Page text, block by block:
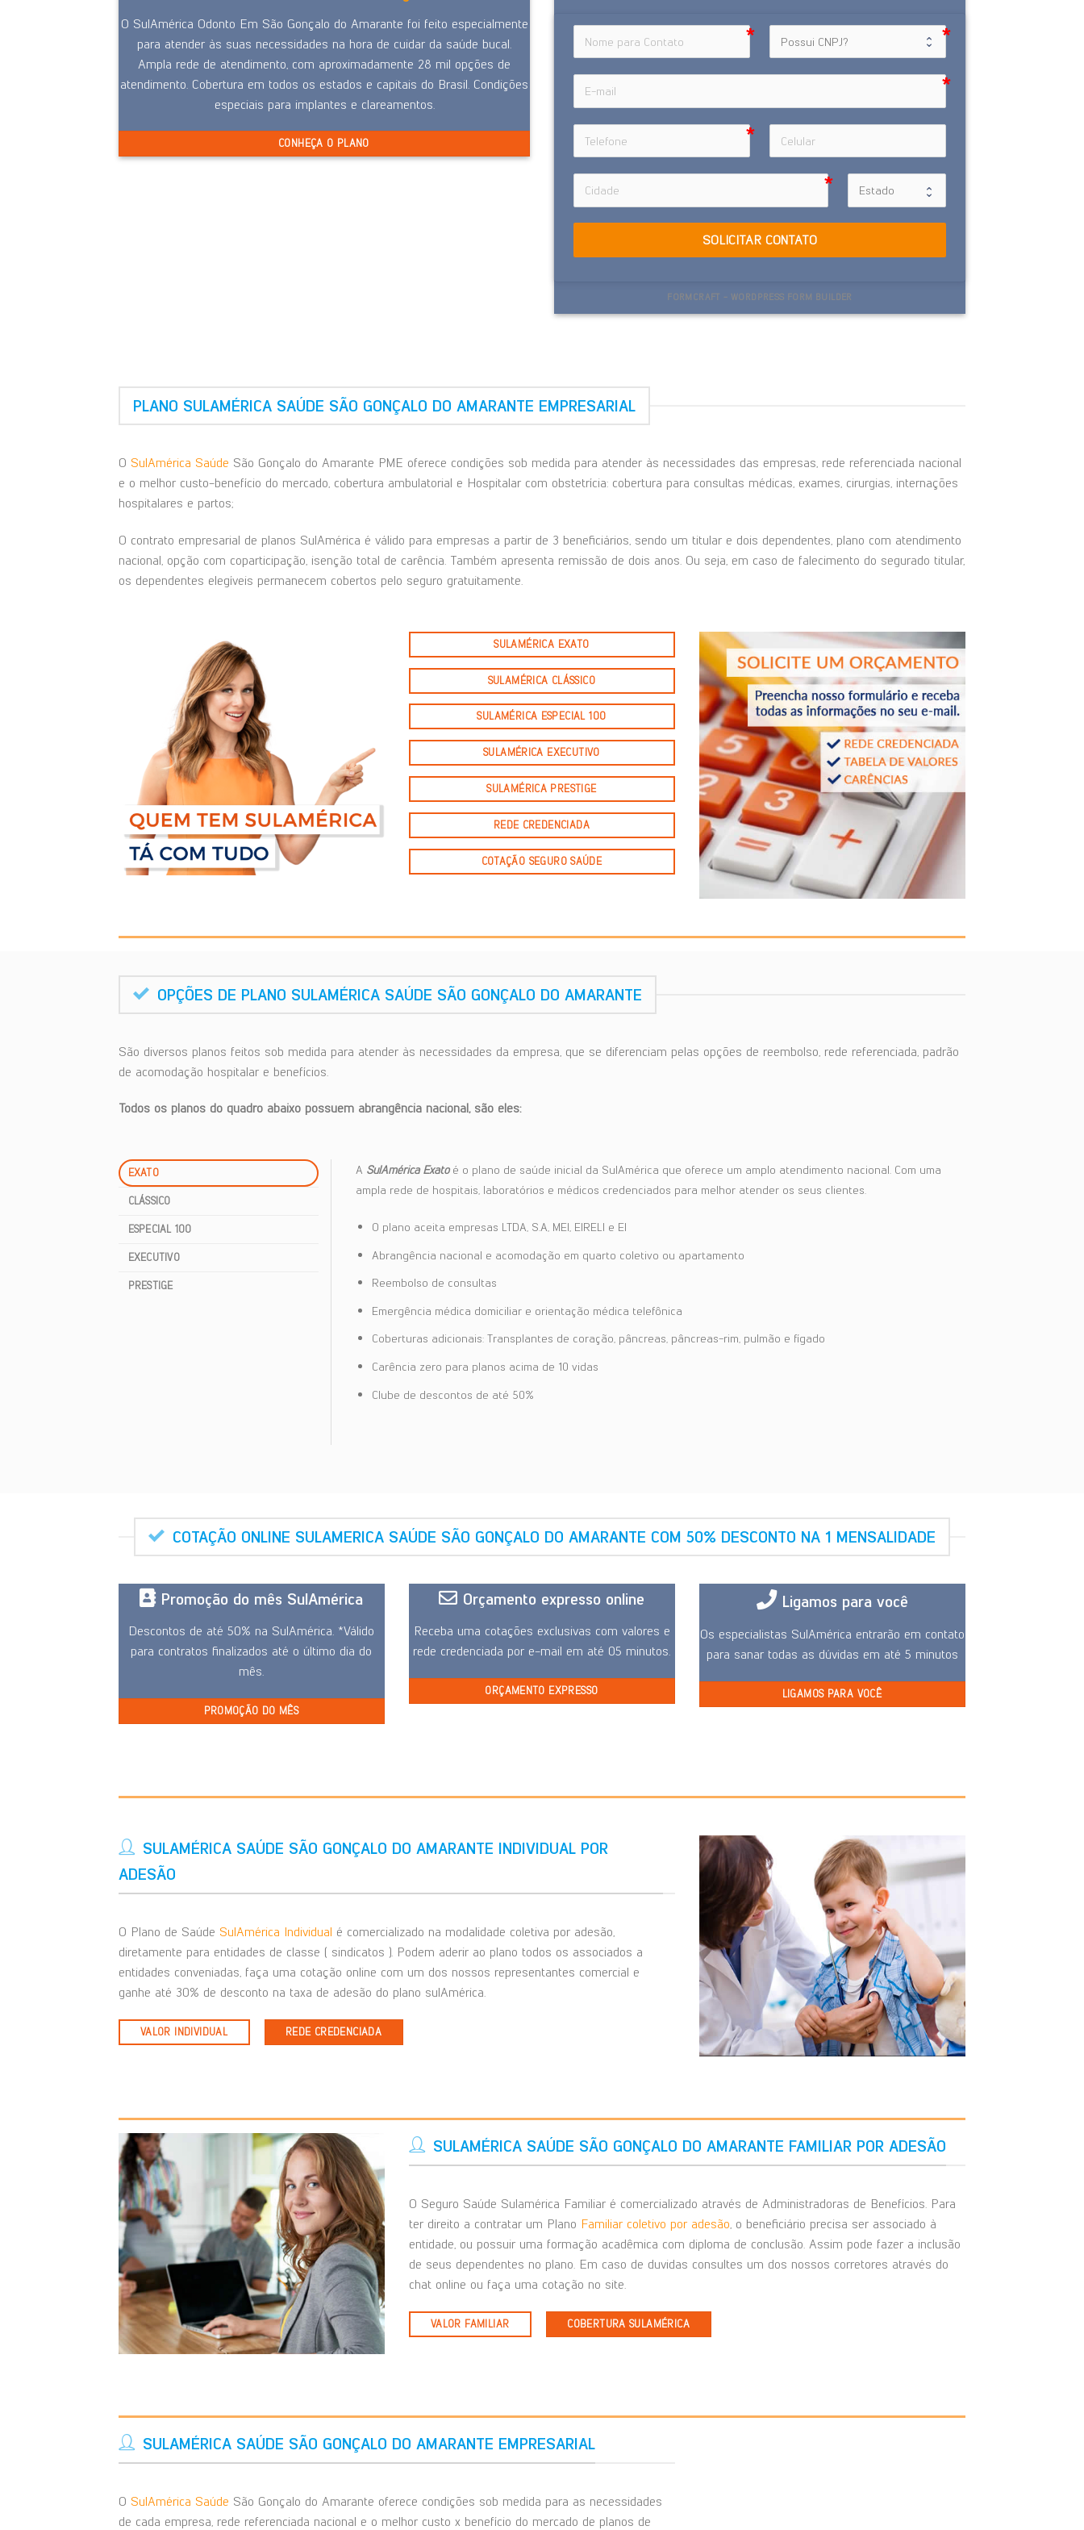
O SulAmérica Odonto Em São Gonçalo do Amarante foi feito especialmente
para atender às suas necessidades na hora de cuidar da saúde bucal.
Ampla rede de atendimento, com aproximadamente 28 mil opções de
atendimento. Cobertura em todos os estados e capitais do Brasil. Condições
especiais para implantes e clareamentos.
CONHEÇA O PLANO
SOLICITAR CONTATO
FORMCRAFT - WORDPRESS FORM BUILDER
PLANO SULAMÉRICA SAÚDE SÃO GONÇALO DO AMARANTE EMPRESARIAL
O SulAmérica Saúde São Gonçalo do Amarante PME oferece condições sob medida para atender às necessidades das empresas, rede referenciada nacional
e o melhor custo-benefício do mercado, cobertura ambulatorial e Hospitalar com obstetrícia: cobertura para consultas médicas, exames, cirurgias, internações
hospitalares e partos;
O contrato empresarial de planos SulAmérica é válido para empresas a partir de 3 beneficiários, sendo um titular e dois dependentes, plano com atendimento
nacional, opção com coparticipação, isenção total de carência. Também apresenta remissão de dois anos. Ou seja, em caso de falecimento do segurado titular,
os dependentes elegíveis permanecem cobertos pelo seguro gratuitamente.
SULAMÉRICA EXATO
SULAMÉRICA CLÁSSICO
SULAMÉRICA ESPECIAL 100
SULAMÉRICA EXECUTIVO
SULAMÉRICA PRESTIGE
REDE CREDENCIADA
COTAÇÃO SEGURO SAÚDE
OPÇÕES DE PLANO SULAMÉRICA SAÚDE SÃO GONÇALO DO AMARANTE
São diversos planos feitos sob medida para atender às necessidades da empresa, que se diferenciam pelas opções de reembolso, rede referenciada, padrão
de acomodação hospitalar e benefícios.
Todos os planos do quadro abaixo possuem abrangência nacional, são eles:
EXATO
CLÁSSICO
ESPECIAL 100
EXECUTIVO
PRESTIGE
A SulAmérica Exatoé o plano de saúde inicial da SulAmérica que oferece um amplo atendimento nacional. Com uma
ampla rede de hospitais, laboratórios e médicos credenciados para melhor atender os seus clientes.
O plano aceita empresas LTDA, S.A, MEI, EIRELI e EI
Abrangência nacional e acomodação em quarto coletivo ou apartamento
Reembolso de consultas
Emergência médica domiciliar e orientação médica telefônica
Coberturas adicionais: Transplantes de coração, pâncreas, pâncreas-rim, pulmão e fígado
Carência zero para planos acima de 10 vidas
Clube de descontos de até 50%
COTAÇÃO ONLINE SULAMERICA SAÚDE SÃO GONÇALO DO AMARANTE COM 50% DESCONTO NA 1 MENSALIDADE
Promoção do mês SulAmérica
Descontos de até 50% na SulAmérica. *Válido
para contratos finalizados até o último dia do
mês.
PROMOÇÃO DO MÊS
Orçamento expresso online
Receba uma cotações exclusivas com valores e
rede credenciada por e-mail em até 05 minutos.
ORÇAMENTO EXPRESSO
Ligamos para você
Os especialistas SulAmérica entrarão em contato
para sanar todas as dúvidas em até 5 minutos
LIGAMOS PARA VOCÊ
SULAMÉRICA SAÚDE SÃO GONÇALO DO AMARANTE INDIVIDUAL POR
ADESÃO
O Plano de Saúde SulAmérica Individual é comercializado na modalidade coletiva por adesão,
diretamente para entidades de classe ( sindicatos ). Podem aderir ao plano todos os associados a
entidades conveniadas, faça uma cotação online com um dos nossos representantes comercial e
ganhe até 30% de desconto na taxa de adesão do plano sulAmérica.
VALOR INDIVIDUAL REDE CREDENCIADA
SULAMÉRICA SAÚDE SÃO GONÇALO DO AMARANTE FAMILIAR POR ADESÃO
O Seguro Saúde Sulamérica Familiar é comercializado através de Administradoras de Benefícios. Para
ter direito a contratar um Plano Familiar coletivo por adesão, o beneficiário precisa ser associado à
entidade, ou possuir uma formação acadêmica com diploma de conclusão. Assim pode fazer a inclusão
de seus dependentes no plano. Em caso de duvidas consultes um dos nossos corretores através do
chat online ou faça uma cotação no site.
VALOR FAMILIAR COBERTURA SULAMÉRICA
SULAMÉRICA SAÚDE SÃO GONÇALO DO AMARANTE EMPRESARIAL
O SulAmérica Saúde São Gonçalo do Amarante oferece condições sob medida para as necessidades
de cada empresa, rede referenciada nacional e o melhor custo x benefício do mercado de planos de